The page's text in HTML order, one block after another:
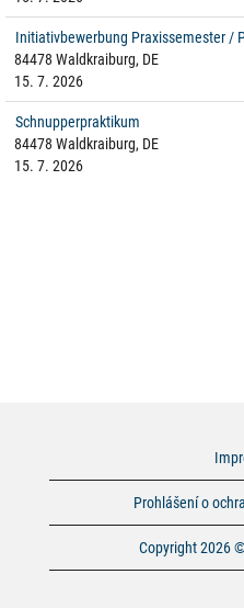
Initiativbewerbung Praxissemester /
84478 Waldkraiburg, DE
15. 7. 2026
Schnupperpraktikum
84478 Waldkraiburg, DE
15. 7. 2026
Prohlášení o
Copyright 2026